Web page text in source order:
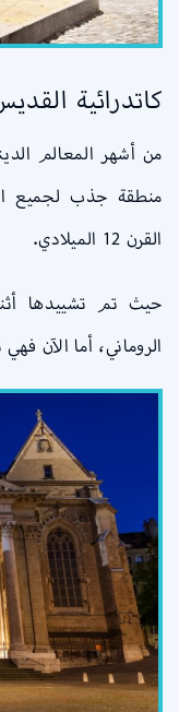
كاتدرائية
من أشهر المعالم
منطقة جذب لجميع
القرن 12 الميلادي.
حيث تم تشييدها
الروماني، أما الآن